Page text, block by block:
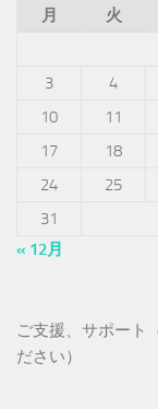
月
火
3
4
10
11
17
18
24
25
31
« 12月
ご支援、サポート
ださい）